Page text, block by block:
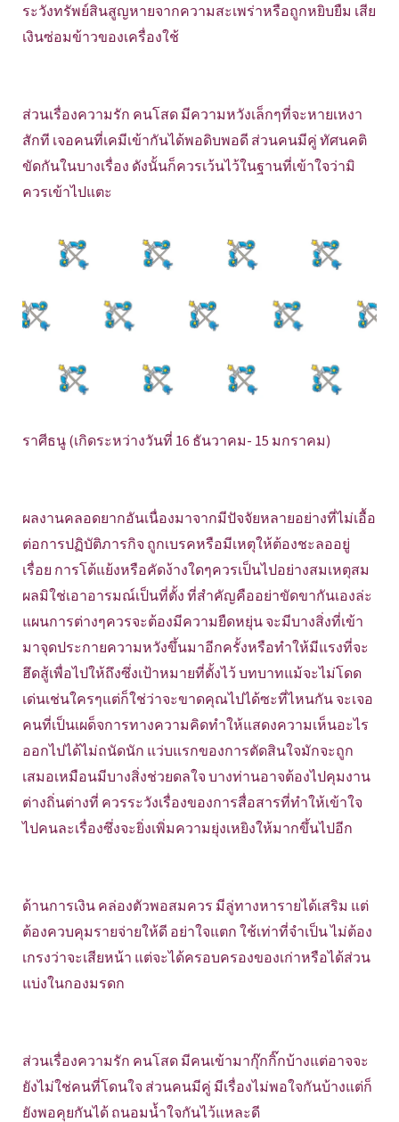
ระวังทรัพย์สินสูญหายจากความสะเพร่าหรือถูกหยิบยืม เสีย
เงินซ่อมข้าวของเครื่องใช้
ส่วนเรื่องความรัก คนโสด มีความหวังเล็กๆที่จะหายเหงา
สักที เจอคนที่เคมีเข้ากันได้พอดิบพอดี ส่วนคนมีคู่ ทัศนคติ
ขัดกันในบางเรื่อง ดังนั้นก็ควรเว้นไว้ในฐานที่เข้าใจว่ามิ
ควรเข้าไปแตะ
ราศีธนู (เกิดระหว่างวันที่ 16 ธันวาคม- 15 มกราคม)
ผลงานคลอดยากอันเนื่องมาจากมีปัจจัยหลายอย่างที่ไม่เอื้อ
ต่อการปฏิบัติภารกิจ ถูกเบรคหรือมีเหตุให้ต้องชะลออยู่
เรื่อย การโต้แย้งหรือคัดง้างใดๆควรเป็นไปอย่างสมเหตุสม
ผลมิใช่เอาอารมณ์เป็นที่ตั้ง ที่สำคัญคืออย่าขัดขากันเองล่ะ
แผนการต่างๆควรจะต้องมีความยืดหยุ่น จะมีบางสิ่งที่เข้า
มาจุดประกายความหวังขึ้นมาอีกครั้งหรือทำให้มีแรงที่จะ
ฮึดสู้เพื่อไปให้ถึงซึ่งเป้าหมายที่ตั้งไว้ บทบาทแม้จะไม่โดด
เด่นเช่นใครๆแต่ก็ใช่ว่าจะขาดคุณไปได้ซะที่ไหนกัน จะเจอ
คนที่เป็นเผด็จการทางความคิดทำให้แสดงความเห็นอะไร
ออกไปได้ไม่ถนัดนัก แว่บแรกของการตัดสินใจมักจะถูก
เสมอเหมือนมีบางสิ่งช่วยดลใจ บางท่านอาจต้องไปคุมงาน
ต่างถิ่นต่างที่ ควรระวังเรื่องของการสื่อสารที่ทำให้เข้าใจ
ไปคนละเรื่องซึ่งจะยิ่งเพิ่มความยุ่งเหยิงให้มากขึ้นไปอีก
ด้านการเงิน คล่องตัวพอสมควร มีลู่ทางหารายได้เสริม แต่
ต้องควบคุมรายจ่ายให้ดี อย่าใจแตก ใช้เท่าที่จำเป็น ไม่ต้อง
เกรงว่าจะเสียหน้า แต่จะได้ครอบครองของเก่าหรือได้ส่วน
แบ่งในกองมรดก
ส่วนเรื่องความรัก คนโสด มีคนเข้ามากุ๊กกิ๊กบ้างแต่อาจจะ
ยังไม่ใช่คนที่โดนใจ ส่วนคนมีคู่ มีเรื่องไม่พอใจกันบ้างแต่ก็
ยังพอคุยกันได้ ถนอมน้ำใจกันไว้แหละดี